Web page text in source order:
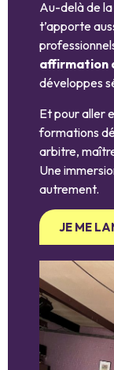
Au-delà de
t’apporte
affirmation
développes
Et pour aller
formations
arbitre,
Une
autrement.
JE ME